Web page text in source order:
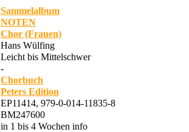
Sammelalbum
NOTEN
Chor (Frauen)
Hans Wülfing
Leicht bis Mittelschwer
-
Chorbuch
Peters Edition
EP11414, 979-0-014-11835-8
BM247600
in 1 bis 4 Wochen info